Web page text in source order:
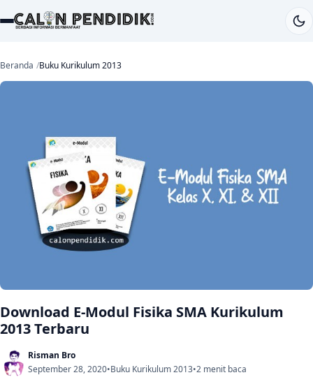
Beranda Buku Kurikulum 2013
Download E-Modul Fisika SMA Kurikulum
2013 Terbaru
Risman Bro
September 28, 2020•Buku Kurikulum 2013•2 menit baca